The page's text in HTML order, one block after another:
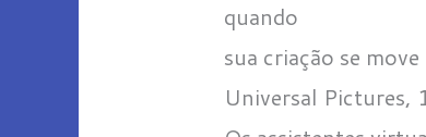
quando
sua criação se
Universal